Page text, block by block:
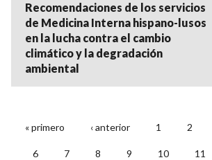
Recomendaciones de los servicios
de Medicina Interna hispano-lusos
en la lucha contra el cambio
climático y la degradación
ambiental
PÁGINAS
« primero ‹ anterior 1 2
6 7 8 9 10 11